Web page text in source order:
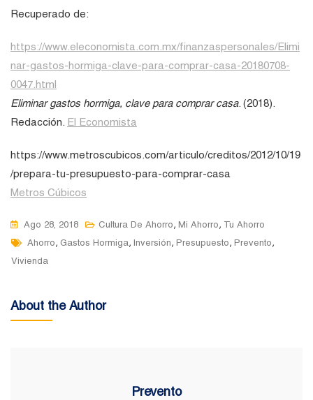
Recuperado de:
https://www.eleconomista.com.mx/finanzaspersonales/Elimi
nar-gastos-hormiga-clave-para-comprar-casa-20180708-
0047.html
Eliminar gastos hormiga, clave para comprar casa. (2018).
Redacción. El Economista
https://www.metroscubicos.com/articulo/creditos/2012/10/19
/prepara-tu-presupuesto-para-comprar-casa
Metros Cúbicos
Ago 28, 2018 Cultura De Ahorro, Mi Ahorro, Tu Ahorro
Tags
Ahorro, Gastos Hormiga, Inversión, Presupuesto, Prevento,
Vivienda
About the Author
Prevento